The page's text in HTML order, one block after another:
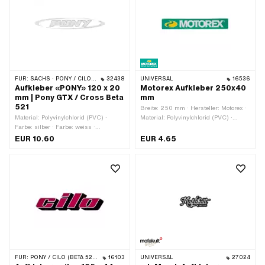
FÜR: SACHS · PONY / CILO (BETA 521 & 512) 32438
Aufkleber «PONY» 120 x 20
mm | Pony GTX / Cross Beta
521
Material: Polyvinylchlorid (PVC) ·
Farbe: silber · Farbe: weiss ·
Beschaffenheit Rückseite: Klebstoff ·
EUR 10.60
UNIVERSAL 16536
Motorex Aufkleber 250x40
mm
Breite: 250 mm · Hersteller: Motorex ·
Material: Polyvinylchlorid (PVC) ·
Beschaffenheit Rückseite: Klebstoff ·
EUR 4.65
FÜR: PONY / CILO (BETA 521 & 512) · CILO 16103 UNIVERSAL 27024